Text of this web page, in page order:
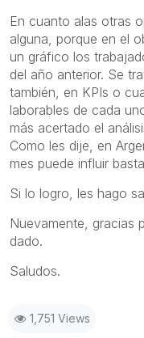
En cuanto alas otras
alguna, porque en el
un gráfico los
del año anterior. Se
también, en KPIs o
laborables de cada
más acertado el
Como les dije, en
mes puede influir
Si lo logro, les hago
Nuevamente, gracias
dado.
Saludos.
1,751 Views